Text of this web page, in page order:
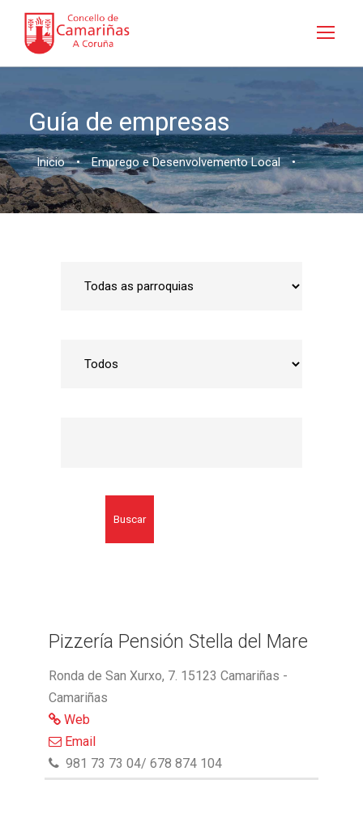
Guía de empresas
Inicio • Emprego e Desenvolvemento Local •
Buscar
Pizzería Pensión Stella del Mare
Ronda de San Xurxo, 7. 15123 Camariñas -
Camariñas
Web
Email
981 73 73 04/ 678 874 104